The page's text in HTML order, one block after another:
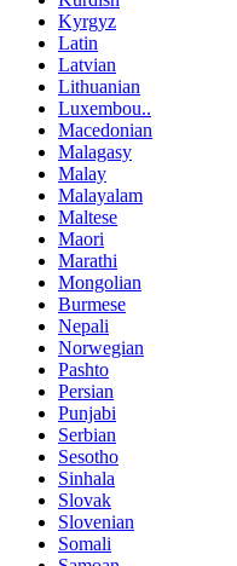
Kyrgyz
Latin
Latvian
Lithuanian
Luxembou..
Macedonian
Malagasy
Malay
Malayalam
Maltese
Maori
Marathi
Mongolian
Burmese
Nepali
Norwegian
Pashto
Persian
Punjabi
Serbian
Sesotho
Sinhala
Slovak
Slovenian
Somali